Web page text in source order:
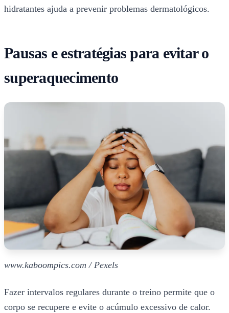
hidratantes ajuda a prevenir problemas dermatológicos.
Pausas e estratégias para evitar o
superaquecimento
www.kaboompics.com / Pexels
Fazer intervalos regulares durante o treino permite que o
corpo se recupere e evite o acúmulo excessivo de calor.